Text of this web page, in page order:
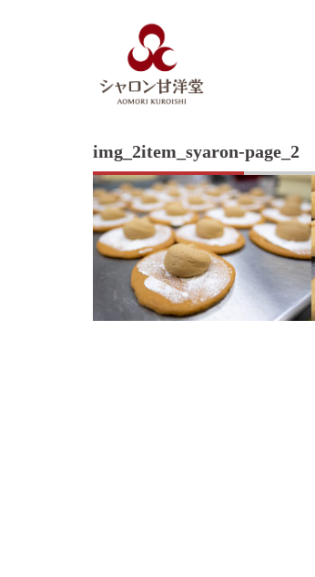
img_2item_syaron-page_2